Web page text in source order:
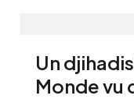
Un
Monde vu